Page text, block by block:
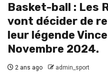
Basket-ball : Les
vont décider de
leur légende
Novembre 2024.
2 ans ago admin_sport